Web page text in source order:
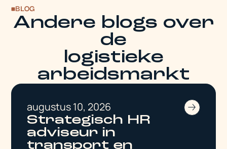
BLOG
Andere blogs over
de
logistieke
arbeidsmarkt
augustus 10, 2026
Strategisch HR
adviseur in
transport en